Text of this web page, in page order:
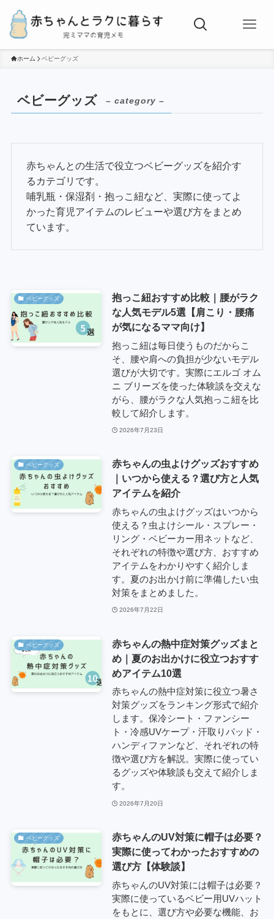
ホーム ベビーグッズ
ベビーグッズ – category –
赤ちゃんとの生活で役立つベビーグッズを紹介す
るカテゴリです。
哺乳瓶・保湿剤・抱っこ紐など、実際に使ってよ
かった育児アイテムのレビューや選び方をまとめ
ています。
ベビーグッズ
抱っこ紐おすすめ比較｜腰がラク
な人気モデル5選【肩こり・腰痛
が気になるママ向け】
抱っこ紐は毎日使うものだからこ
そ、腰や肩への負担が少ないモデル
選びが大切です。実際にエルゴ オム
ニ ブリーズを使った体験談を交えな
がら、腰がラクな人気抱っこ紐を比
較して紹介します。
2026年7月23日
ベビーグッズ
赤ちゃんの虫よけグッズおすすめ
｜いつから使える？選び方と人気
アイテムを紹介
赤ちゃんの虫よけグッズはいつから
使える？虫よけシール・スプレー・
リング・ベビーカー用ネットなど、
それぞれの特徴や選び方、おすすめ
アイテムをわかりやすく紹介しま
す。夏のお出かけ前に準備したい虫
対策をまとめました。
2026年7月22日
ベビーグッズ
赤ちゃんの熱中症対策グッズまと
め｜夏のお出かけに役立つおすす
めアイテム10選
赤ちゃんの熱中症対策に役立つ暑さ
対策グッズをランキング形式で紹介
します。保冷シート・ファンシー
ト・冷感UVケープ・汗取りパッド・
ハンディファンなど、それぞれの特
徴や選び方を解説。実際に使ってい
るグッズや体験談も交えて紹介しま
す。
2026年7月20日
ベビーグッズ
赤ちゃんのUV対策に帽子は必要？
実際に使ってわかったおすすめの
選び方【体験談】
赤ちゃんのUV対策には帽子は必要？
実際に使っているベビー用UVハット
をもとに、選び方や必要な機能、お